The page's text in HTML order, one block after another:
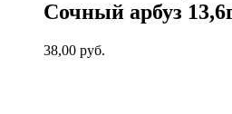
Сочный арбуз
38,00 руб.